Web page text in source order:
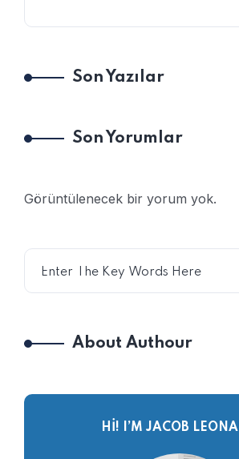
Son Yazılar
Son Yorumlar
Görüntülenecek bir yorum yok.
About Authour
HI! I’M JACOB